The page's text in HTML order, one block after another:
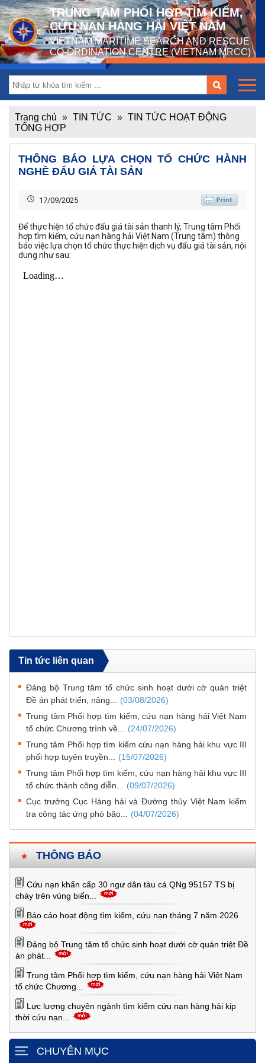
TRUNG TÂM PHỐI HỢP TÌM KIẾM,
CỨU NẠN HÀNG HẢI VIỆT NAM
VIETNAM MARITIME SEARCH AND RESCUE
CO-ORDINATION CENTRE (VIETNAM MRCC)
Trang chủ » TIN TỨC » TIN TỨC HOẠT ĐỘNG
TỔNG HỢP
THÔNG BÁO
Cứu nạn khẩn cấp 30 ngư dân tàu cá QNg 95157 TS bị
cháy trên vùng biển...
Báo cáo hoạt động tìm kiếm, cứu nạn tháng 7 năm 2026
Đảng bộ Trung tâm tổ chức sinh hoạt dưới cờ quán triệt Đề
án phát...
Trung tâm Phối hợp tìm kiếm, cứu nạn hàng hải Việt Nam
tổ chức Chương...
Lực lượng chuyên ngành tìm kiếm cứu nạn hàng hải kịp
thời cứu nạn...
CHUYÊN MỤC
THÔNG BÁO LỰA CHỌN TỔ CHỨC HÀNH
NGHỀ ĐẤU GIÁ TÀI SẢN
17/09/2025
Để thực hiện tổ chức đấu giá tài sản thanh lý, Trung tâm Phối
hợp tìm kiếm, cứu nạn hàng hải Việt Nam (Trung tâm) thông
báo việc lựa chọn tổ chức thực hiện dịch vụ đấu giá tài sản, nội
dung như sau:
Tin tức liên quan
Đảng bộ Trung tâm tổ chức sinh hoạt dưới cờ quán triệt
Đề án phát triển, nâng...
(03/08/2026)
Trung tâm Phối hợp tìm kiếm, cứu nạn hàng hải Việt Nam
tổ chức Chương trình về...
(24/07/2026)
Trung tâm Phối hợp tìm kiếm cứu nạn hàng hải khu vực III
phối hợp tuyên truyền...
(15/07/2026)
Trung tâm Phối hợp tìm kiếm, cứu nạn hàng hải khu vực III
tổ chức thành công diễn...
(09/07/2026)
Cục trưởng Cục Hàng hải và Đường thủy Việt Nam kiểm
tra công tác ứng phó bão...
(04/07/2026)